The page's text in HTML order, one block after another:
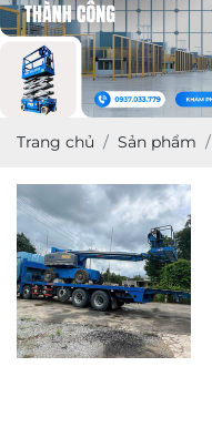
Trang chủ Sản phẩm